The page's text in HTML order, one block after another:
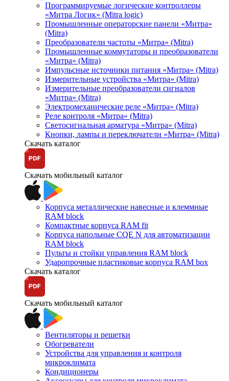
Программируемые логические контроллеры
«Митра Логик» (Mitra logic)
Промышленные операторские панели «Митра»
(Mitra)
Преобразователи частоты «Митра» (Mitra)
Промышленные коммутаторы и преобразователи
«Митра» (Mitra)
Импульсные источники питания «Митра» (Mitra)
Измерительные устройства «Митра» (Mitra)
Измерительные преобразователи сигналов
«Митра» (Mitra)
Электромеханические реле «Митра» (Mitra)
Реле контроля «Митра» (Mitra)
Светосигнальная арматура «Митра» (Mitra)
Кнопки, лампы и переключатели «Митра» (Mitra)
Скачать каталог
Скачать мобильный каталог
Корпуса металлические навесные и клеммные
RAM block
Компактные корпуса RAM fit
Корпуса напольные CQE N для автоматизации
RAM block
Пульты и стойки управления RAM block
Ударопрочные пластиковые корпуса RAM box
Скачать каталог
Скачать мобильный каталог
Вентиляторы и решетки
Обогреватели
Устройства для управления и контроля
микроклимата
Кондиционеры